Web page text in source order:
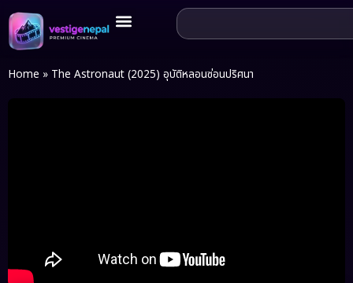
Home » The Astronaut (2025) อุบัติหลอนซ่อนปริศนา